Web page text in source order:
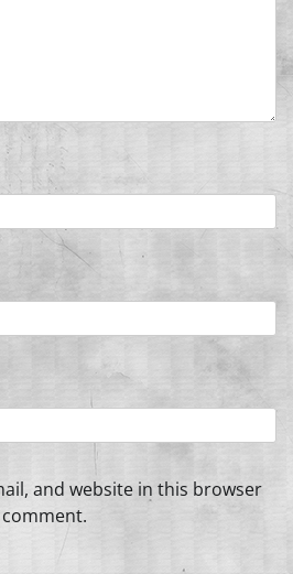
and website in this browser